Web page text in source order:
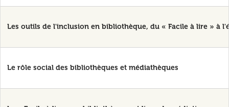
Les outils de l'inclusion en bibliothèque, du « Facile à lire » à
Le rôle social des bibliothèques et médiathèques